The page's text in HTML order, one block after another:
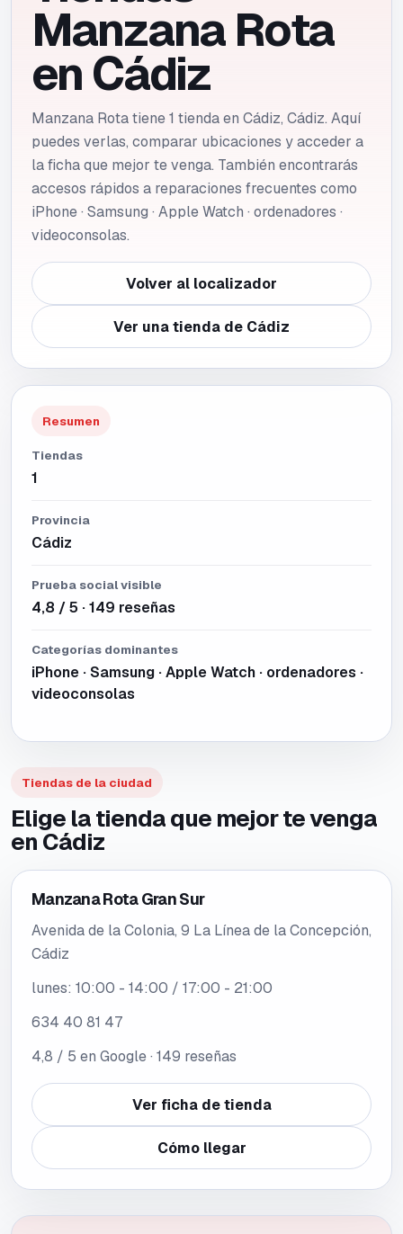
Manzana Rota
enCádiz
Manzana Rota tiene 1 tienda en Cádiz, Cádiz. Aquí
puedes verlas, comparar ubicaciones y acceder a
la ficha que mejor te venga. También encontrarás
accesos rápidos a reparaciones frecuentes como
iPhone · Samsung · Apple Watch · ordenadores ·
videoconsolas.
Volver al localizador
Ver una tienda de Cádiz
Resumen
Tiendas
1
Provincia
Cádiz
Prueba social visible
4,8 / 5 · 149 reseñas
Categorías dominantes
iPhone · Samsung · Apple Watch · ordenadores ·
videoconsolas
Tiendas de la ciudad
Elige la tienda que mejor te venga
en Cádiz
Manzana Rota Gran Sur
Avenida de la Colonia, 9 La Línea de la Concepción,
Cádiz
lunes: 10:00 - 14:00 / 17:00 - 21:00
634 40 81 47
4,8 / 5 en Google · 149 reseñas
Ver ficha de tienda
Cómo llegar